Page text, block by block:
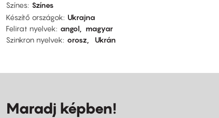
Színes Színes
Készítő országok
Ukrajna
Felirat nyelvek
angol
magyar
Szinkron nyelvek
orosz Ukrán
Maradj képben!